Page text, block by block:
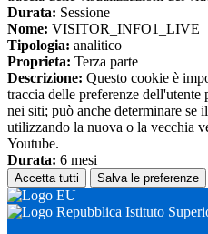
Durata: Sessione
Nome: VISITOR_INFO1_LIVE
Tipologia: analitico
Proprieta: Terza parte
Descrizione: Questo cookie è
traccia delle preferenze
nei siti; può anche determinare se
utilizzando la nuova o la vecchia
Youtube.
Durata: 6 mesi
Accetta tutti Salva le preferenze
Istituto